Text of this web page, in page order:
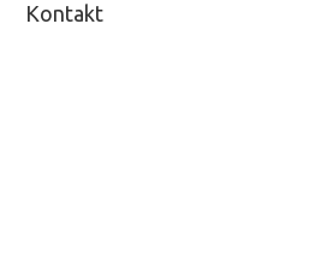
Kontakt